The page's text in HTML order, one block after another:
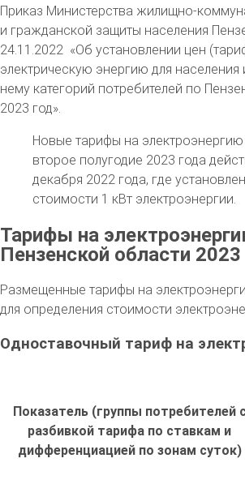
Приказ Министерства жилищно-
и гражданской защиты населения
24.11.2022 «Об установлении цен
электрическую энергию для
нему категорий потребителей по
2023 год».
Новые тарифы на
второе полугодие 2023 года
декабря 2022 года, где
стоимости 1 кВт электроэнергии.
Тарифы на
Пензенской области 2023
Размещенные тарифы на
для определения стоимости
Одноставочный тариф на
Показатель (группы потребителей с
разбивкой тарифа по ставкам и
дифференциацией по зонам суток)